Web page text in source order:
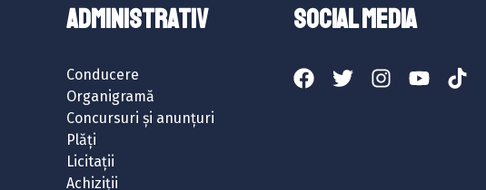
ADMINISTRATIV
Conducere
Organigramă
Concursuri și anunțuri
Plăți
Licitații
Achiziții
SOCIAL MEDIA